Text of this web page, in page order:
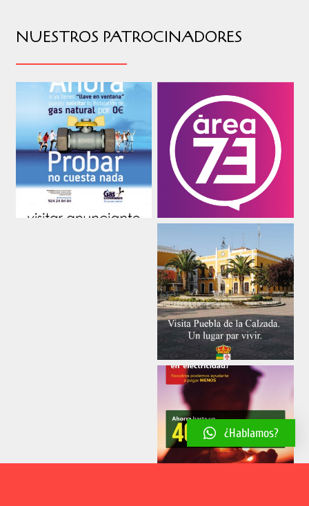
NUESTROS PATROCINADORES
¿Hablamos?